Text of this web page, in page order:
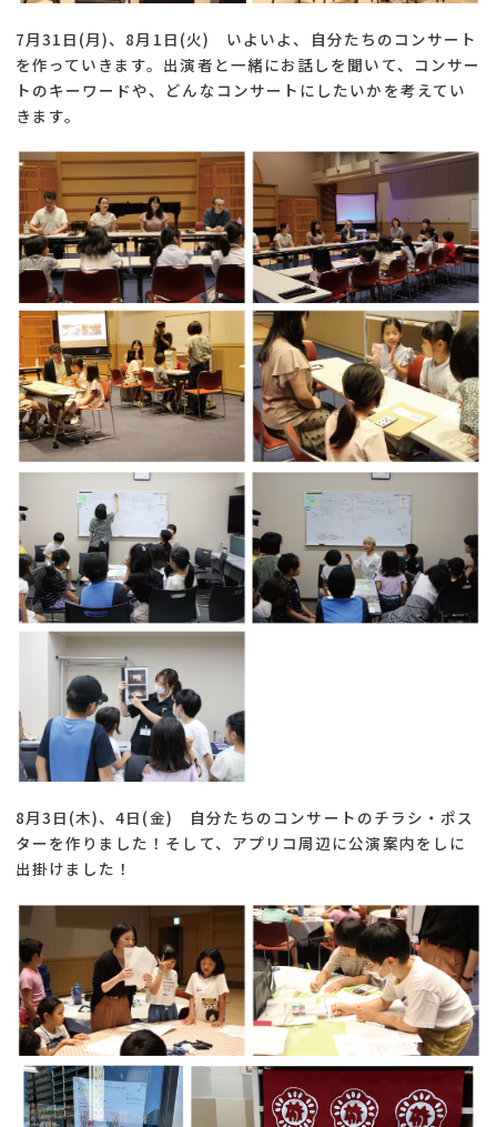
7月31日(月)、8月1日(火) いよいよ、自分たちのコンサート
を作っていきます。出演者と一緒にお話しを聞いて、コンサー
トのキーワードや、どんなコンサートにしたいかを考えてい
きます。
8月3日(木)、4日(金) 自分たちのコンサートのチラシ・ポス
ターを作りました！そして、アプリコ周辺に公演案内をしに
出掛けました！